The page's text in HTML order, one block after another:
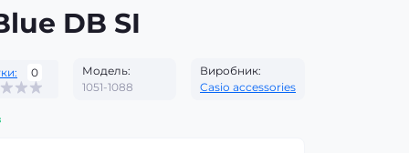
DB SI
0
Модель:
1051-1088
Виробник:
Casio accessories